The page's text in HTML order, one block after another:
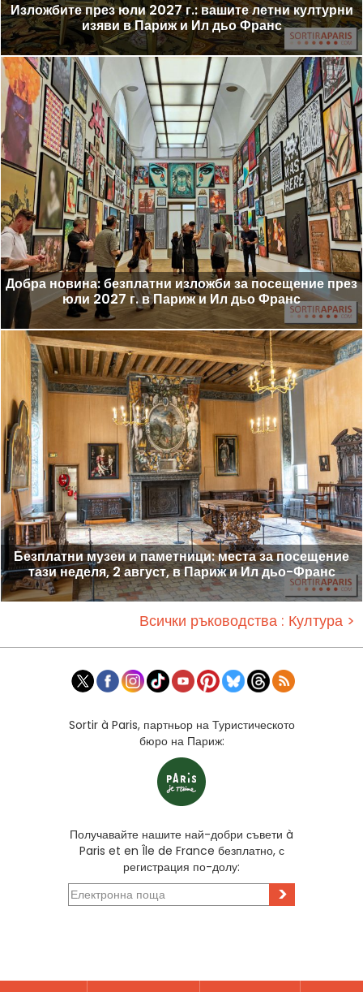
Изложбите през юли 2027 г.: вашите летни културни
изяви в Париж и Ил дьо Франс
Добра новина: безплатни изложби за посещение през
юли 2027 г. в Париж и Ил дьо Франс
Безплатни музеи и паметници: места за посещение
тази неделя, 2 август, в Париж и Ил дьо-Франс
Всички ръководства : Култура >
Sortir à Paris, партньор на Туристическото
бюро на Париж:
Получавайте нашите най-добри съвети à
Paris et en Île de France безплатно, с
регистрация по-долу:
>